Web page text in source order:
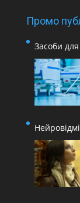
Промо
Засоби
медичних
адаптації